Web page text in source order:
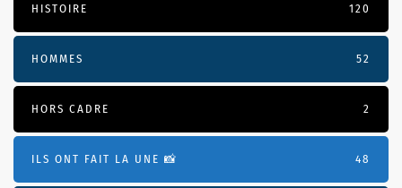
HISTOIRE 120
HOMMES 52
HORS CADRE 2
ILS ONT FAIT LA UNE 📸 48